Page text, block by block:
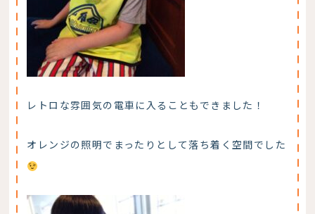
レトロな雰囲気の電車に入ることもできました！
オレンジの照明でまったりとして落ち着く空間でした